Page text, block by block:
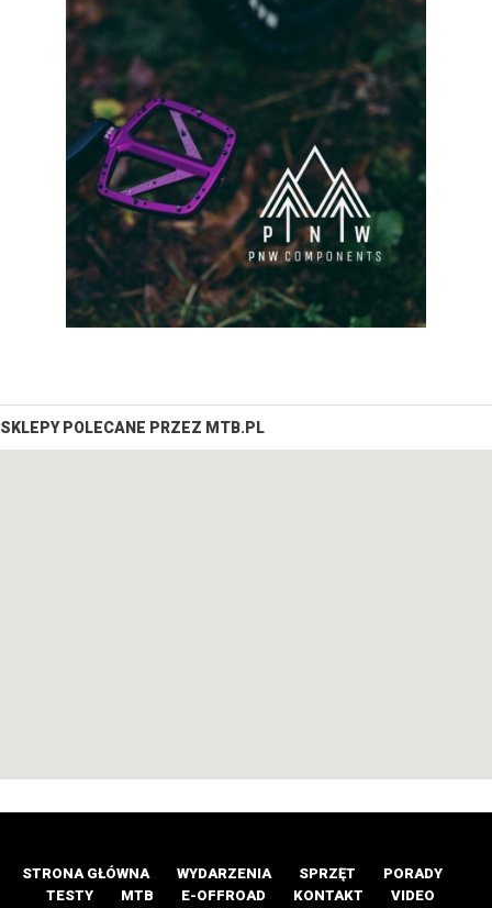
SKLEPY POLECANE PRZEZ MTB.PL
STRONA GŁÓWNA WYDARZENIA SPRZĘT
PORADY
TESTY
MTB E-OFFROAD KONTAKT VIDEO